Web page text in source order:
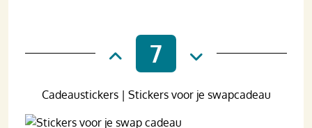
7
Cadeaustickers | Stickers voor je swapcadeau